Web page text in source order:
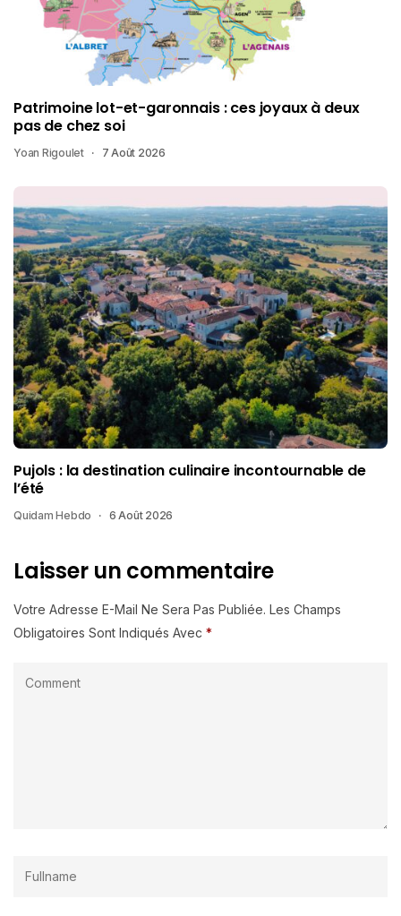
Patrimoine lot-et-garonnais : ces joyaux à deux
pas de chez soi
Yoan Rigoulet 7 Août 2026
Pujols : la destination culinaire incontournable de
l’été
Quidam Hebdo 6 Août 2026
Laisser un commentaire
Votre Adresse E-Mail Ne Sera Pas Publiée. Les Champs
Obligatoires Sont Indiqués Avec *